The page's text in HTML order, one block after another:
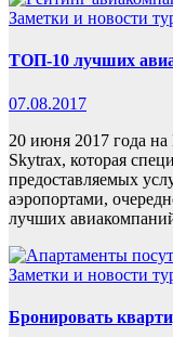
Заметки и новости
ТОП-10 лучших
07.08.2017
20 июня 2017 года
Skytrax, которая
предоставляемых
аэропортами,
лучших
Заметки и новости
Бронировать